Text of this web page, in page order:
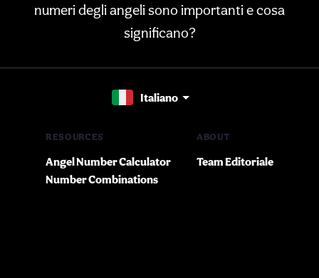
numeri degli angeli sono importanti e cosa
significano?
Italiano
RESOURCES
Angel Number Calculator
Number Combinations
ABOUT
Team Editoriale